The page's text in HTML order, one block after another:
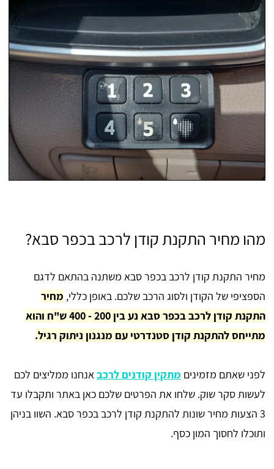
מהו מחיר התקנת קודן לרכב בכפר סבא?
מחיר התקנת קודן לרכב בכפר סבא משתנה בהתאם לדגם
הספציפי של הקודן ולסוג הרכב שלכם. באופן כללי, מחיר
התקנת קודן לרכב בכפר סבא נע בין 200 - 400 ש"ח והוא
מתייחס להתקנת קודן סטנדרטי עם מנגנון ניתוק רגיל.
לפני שאתם מזמינים מתקין קודנים לרכבאנחנו ממליצים לכם
לעשות סקר שוק. שלחו את הפרטים שלכם כאן באתר ותקבלו עד
3 הצעות מחיר שונות להתקנת קודן לרכב בכפר סבא. השוו בניהן
ותוכלו לחסוך המון כסף.